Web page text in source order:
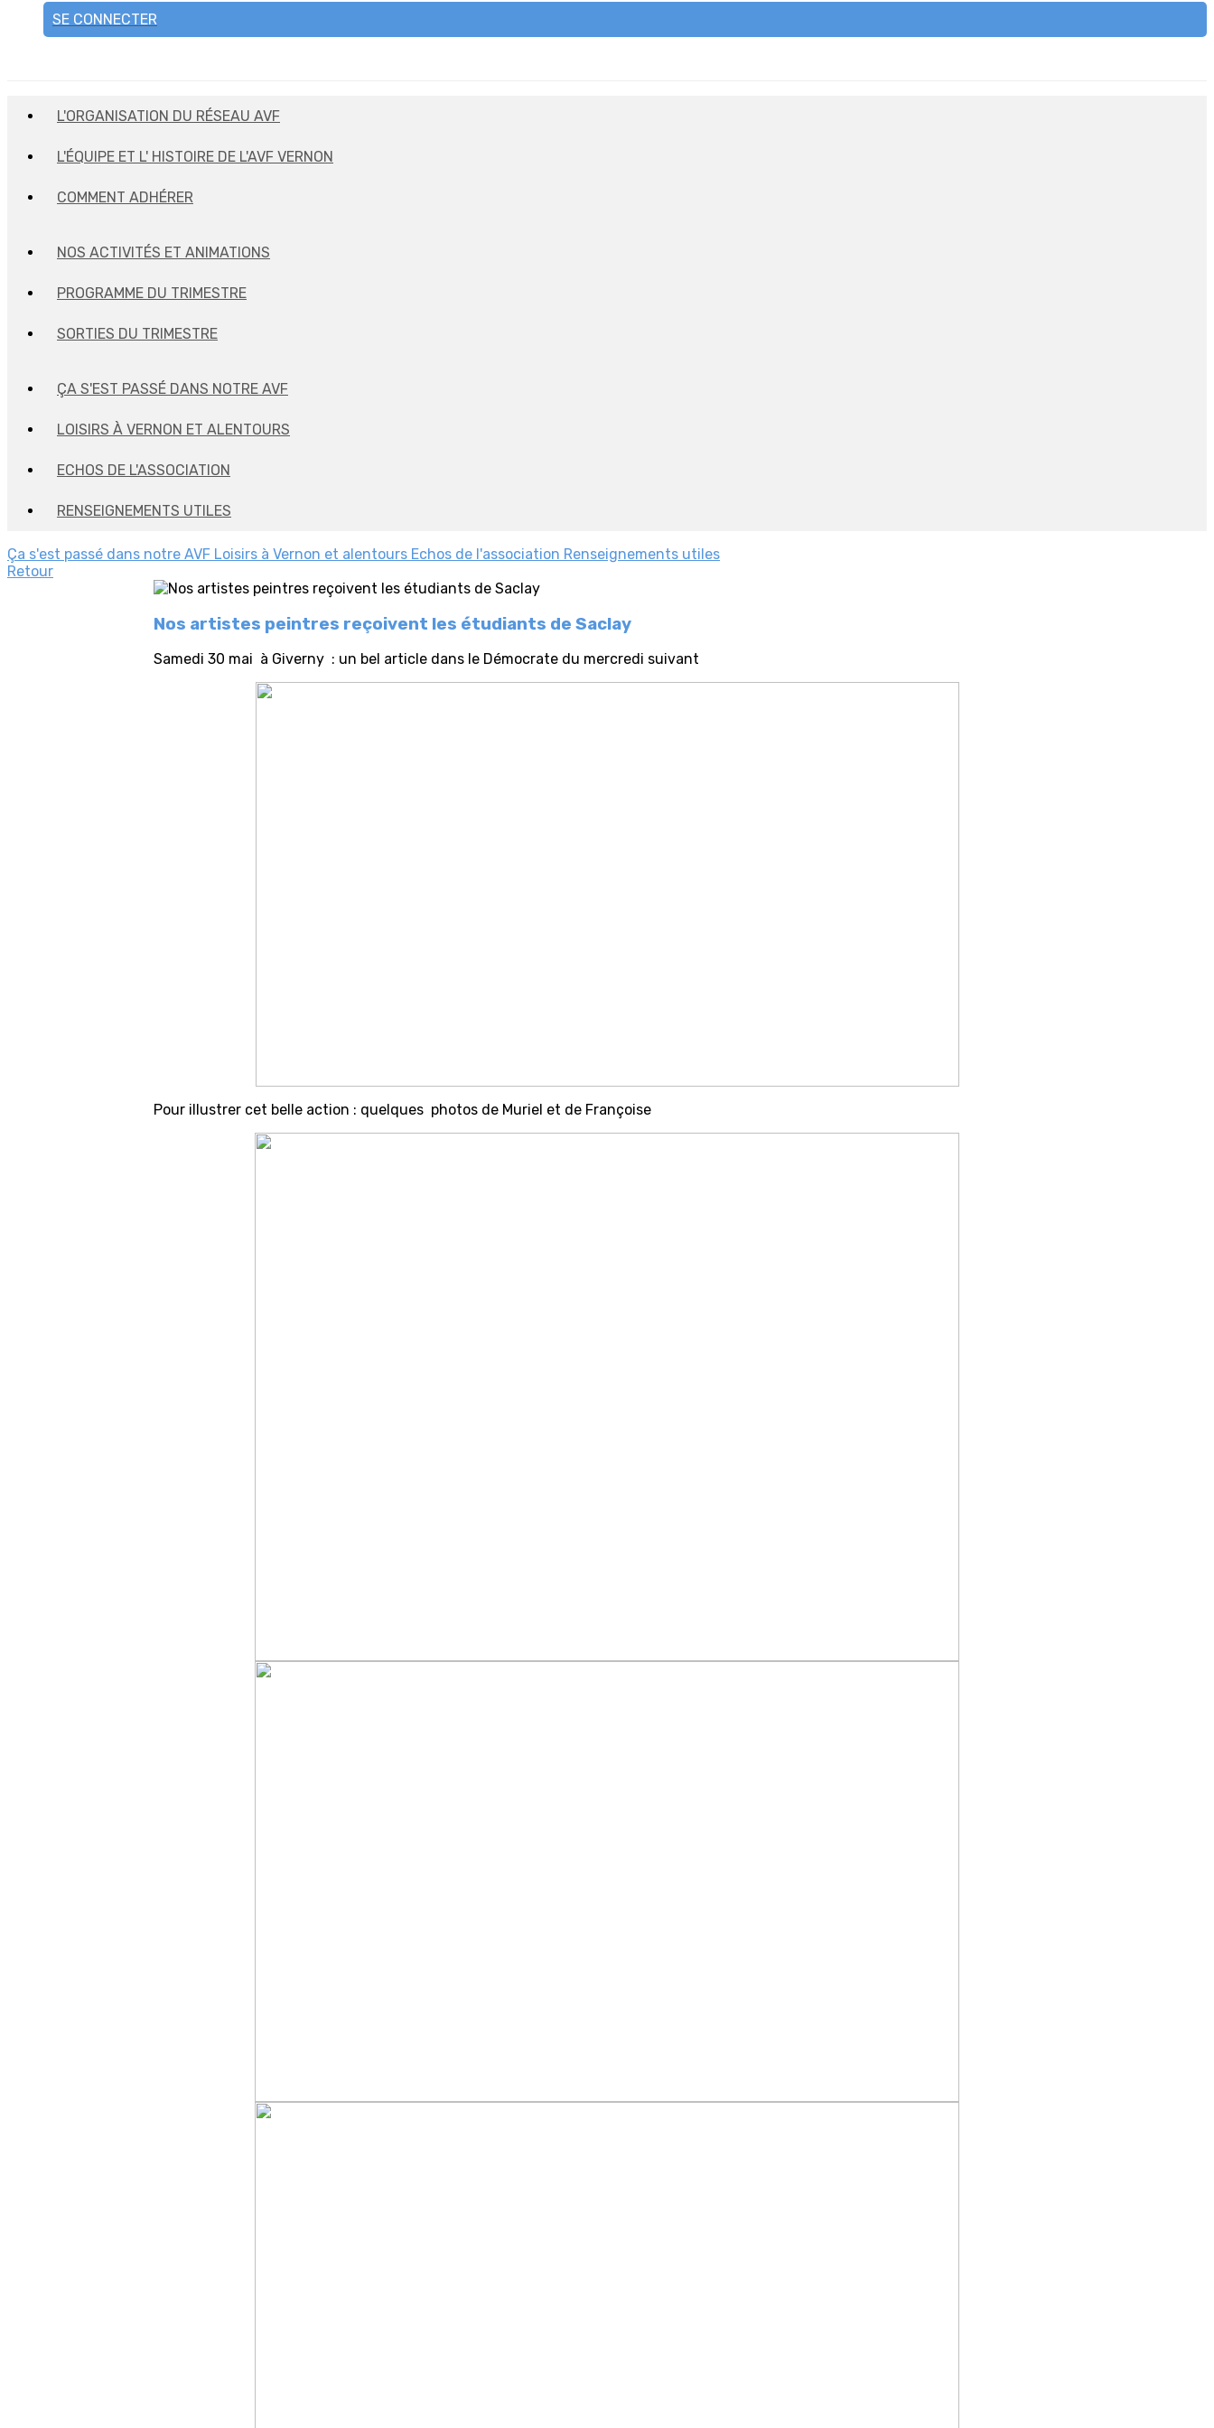
SE CONNECTER
L'ORGANISATION DU RÉSEAU AVF
L'ÉQUIPE ET L' HISTOIRE DE L'AVF VERNON
COMMENT ADHÉRER
NOS ACTIVITÉS ET ANIMATIONS
PROGRAMME DU TRIMESTRE
SORTIES DU TRIMESTRE
ÇA S'EST PASSÉ DANS NOTRE AVF
LOISIRS À VERNON ET ALENTOURS
ECHOS DE L'ASSOCIATION
RENSEIGNEMENTS UTILES
Ça s'est passé dans notre AVF Loisirs à Vernon et alentours Echos de l'association Renseignements utiles
Retour
Nos artistes peintres reçoivent les étudiants de Saclay
Samedi 30 mai à Giverny : un bel article dans le Démocrate du mercredi suivant
Pour illustrer cet belle action : quelques photos de Muriel et de Françoise